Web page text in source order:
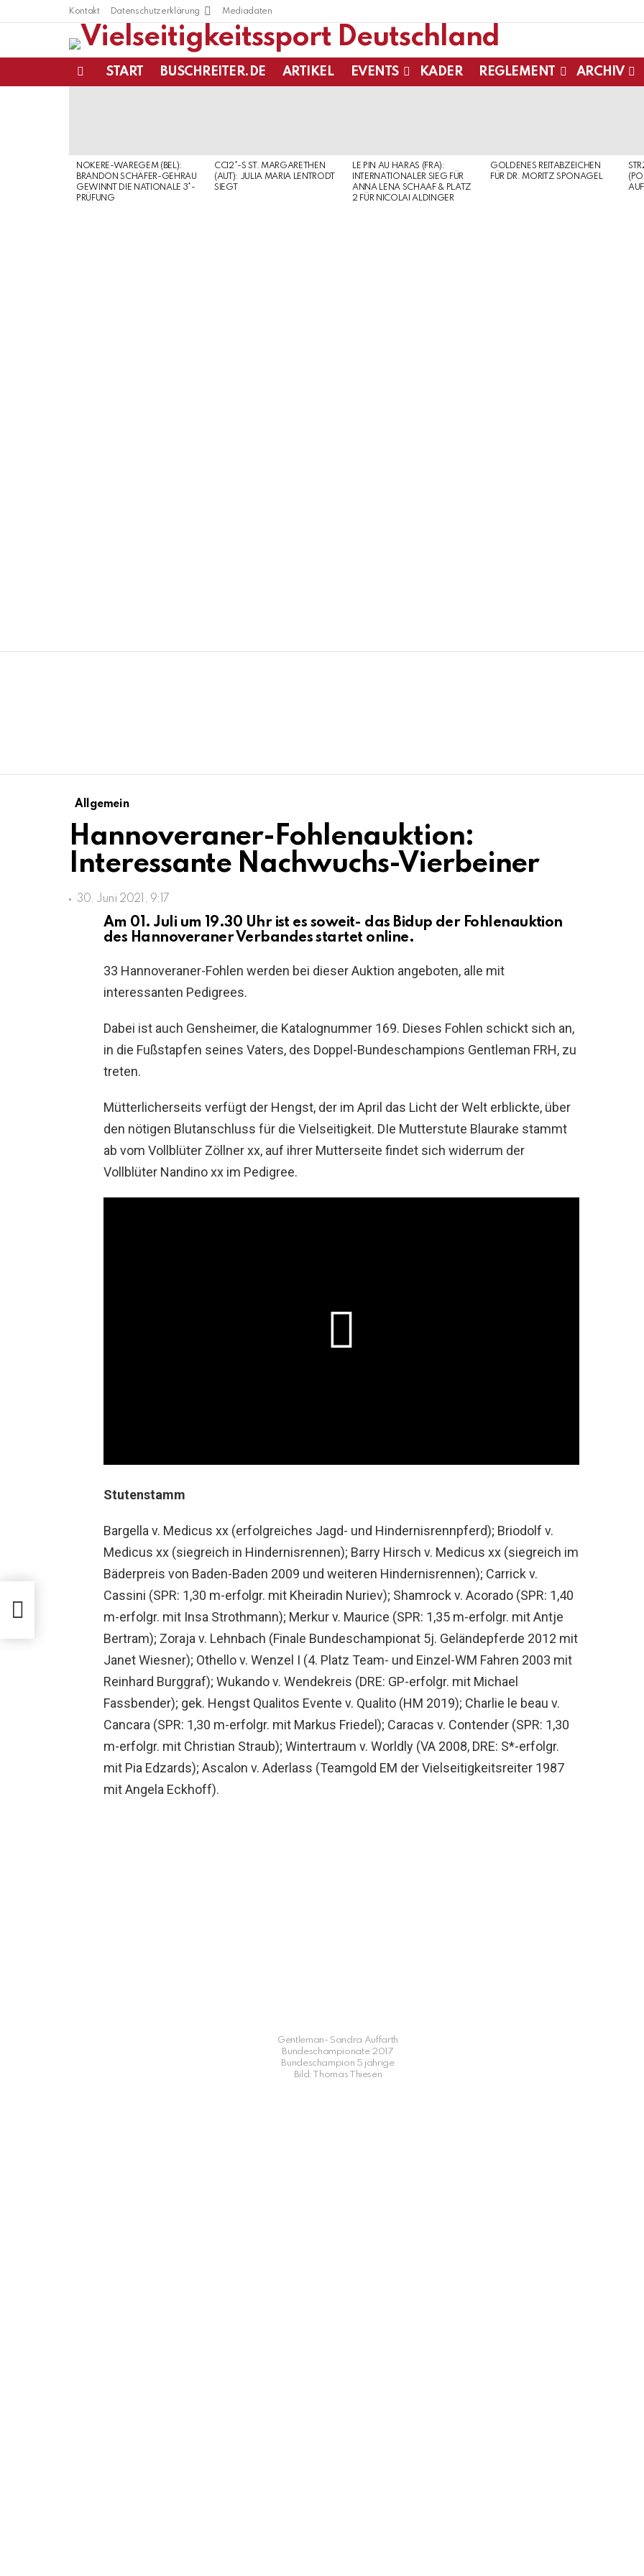
Kontakt Datenschutzerklärung Mediadaten
START BUSCHREITER.DE ARTIKEL EVENTS KADER REGLEMENT ARCHIV
NOKERE-WAREGEM (BEL):
BRANDON SCHÄFER-GEHRAU
GEWINNT DIE NATIONALE 3*-
PRÜFUNG
CCI2*-S ST. MARGARETHEN
(AUT): JULIA MARIA LENTRODT
SIEGT
LE PIN AU HARAS (FRA):
INTERNATIONALER SIEG FÜR
ANNA LENA SCHAAF & PLATZ
2 FÜR NICOLAI ALDINGER
GOLDENES REITABZEICHEN
FÜR DR. MORITZ SPONAGEL
Allgemein
Hannoveraner-Fohlenauktion:
Interessante Nachwuchs-Vierbeiner
30. Juni 2021, 9:17
Am 01. Juli um 19.30 Uhr ist es soweit- das Bidup der Fohlenauktion
des Hannoveraner Verbandes startet online.
33 Hannoveraner-Fohlen werden bei dieser Auktion angeboten, alle mit
interessanten Pedigrees.
Dabei ist auch Gensheimer, die Katalognummer 169. Dieses Fohlen schickt sich an,
in die Fußstapfen seines Vaters, des Doppel-Bundeschampions Gentleman FRH, zu
treten.
Mütterlicherseits verfügt der Hengst, der im April das Licht der Welt erblickte, über
den nötigen Blutanschluss für die Vielseitigkeit. DIe Mutterstute Blaurake stammt
ab vom Vollblüter Zöllner xx, auf ihrer Mutterseite findet sich widerrum der
Vollblüter Nandino xx im Pedigree.
Stutenstamm
Bargella v. Medicus xx (erfolgreiches Jagd- und Hindernisrennpferd); Briodolf v.
Medicus xx (siegreich in Hindernisrennen); Barry Hirsch v. Medicus xx (siegreich im
Bäderpreis von Baden-Baden 2009 und weiteren Hindernisrennen); Carrick v.
Cassini (SPR: 1,30 m-erfolgr. mit Kheiradin Nuriev); Shamrock v. Acorado (SPR: 1,40
m-erfolgr. mit Insa Strothmann); Merkur v. Maurice (SPR: 1,35 m-erfolgr. mit Antje
Bertram); Zoraja v. Lehnbach (Finale Bundeschampionat 5j. Geländepferde 2012 mit
Janet Wiesner); Othello v. Wenzel I (4. Platz Team- und Einzel-WM Fahren 2003 mit
Reinhard Burggraf); Wukando v. Wendekreis (DRE: GP-erfolgr. mit Michael
Fassbender); gek. Hengst Qualitos Evente v. Qualito (HM 2019); Charlie le beau v.
Cancara (SPR: 1,30 m-erfolgr. mit Markus Friedel); Caracas v. Contender (SPR: 1,30
m-erfolgr. mit Christian Straub); Wintertraum v. Worldly (VA 2008, DRE: S*-erfolgr.
mit Pia Edzards); Ascalon v. Aderlass (Teamgold EM der Vielseitigkeitsreiter 1987
mit Angela Eckhoff).
Gentleman- Sandra Auffarth
Bundeschampionate 2017
Bundeschampion 5 jährige
Bild: Thomas Thiesen